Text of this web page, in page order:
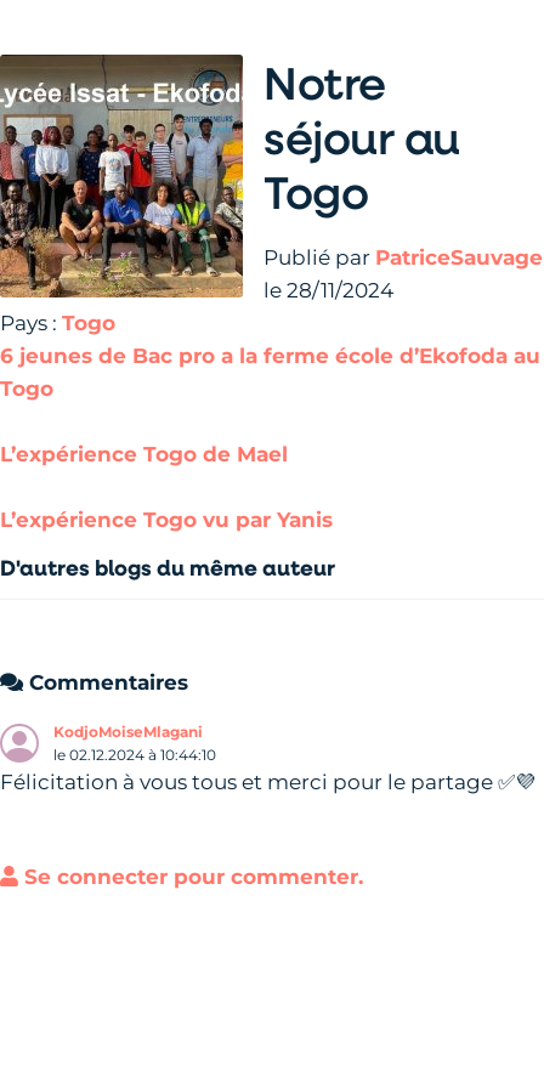
Notre
séjour au
Togo
Publié par PatriceSauvage
le 28/11/2024
Pays : Togo
6 jeunes de Bac pro a la ferme école d’Ekofoda au
Togo
L’expérience Togo de Mael
L’expérience Togo vu par Yanis
D'autres blogs du même auteur
Commentaires
KodjoMoiseMlagani
le 02.12.2024 à 10:44:10
Félicitation à vous tous et merci pour le partage ✅💜
Se connecter pour commenter.